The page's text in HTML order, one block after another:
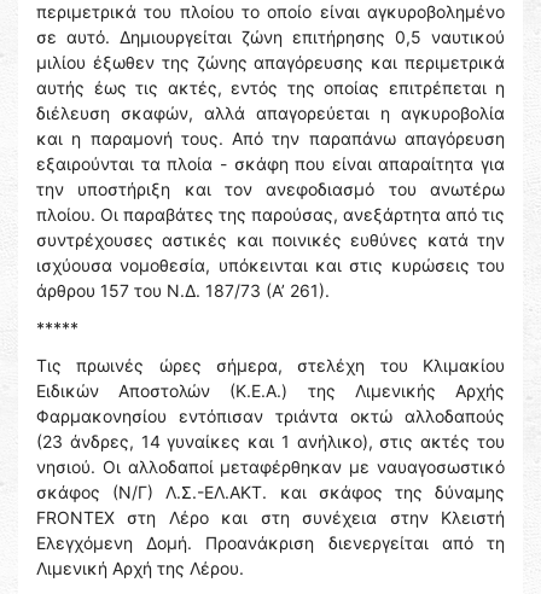
περιμετρικά του πλοίου το οποίο είναι αγκυροβολημένο
σε αυτό. Δημιουργείται ζώνη επιτήρησης 0,5 ναυτικού
μιλίου έξωθεν της ζώνης απαγόρευσης και περιμετρικά
αυτής έως τις ακτές, εντός της οποίας επιτρέπεται η
διέλευση σκαφών, αλλά απαγορεύεται η αγκυροβολία
και η παραμονή τους. Από την παραπάνω απαγόρευση
εξαιρούνται τα πλοία - σκάφη που είναι απαραίτητα για
την υποστήριξη και τον ανεφοδιασμό του ανωτέρω
πλοίου. Οι παραβάτες της παρούσας, ανεξάρτητα από τις
συντρέχουσες αστικές και ποινικές ευθύνες κατά την
ισχύουσα νομοθεσία, υπόκεινται και στις κυρώσεις του
άρθρου 157 του Ν.Δ. 187/73 (Α’ 261).
*****
Τις πρωινές ώρες σήμερα, στελέχη του Κλιμακίου
Ειδικών Αποστολών (Κ.Ε.Α.) της Λιμενικής Αρχής
Φαρμακονησίου εντόπισαν τριάντα οκτώ αλλοδαπούς
(23 άνδρες, 14 γυναίκες και 1 ανήλικο), στις ακτές του
νησιού. Οι αλλοδαποί μεταφέρθηκαν με ναυαγοσωστικό
σκάφος (Ν/Γ) Λ.Σ.-ΕΛ.ΑΚΤ. και σκάφος της δύναμης
FRONTEX στη Λέρο και στη συνέχεια στην Κλειστή
Ελεγχόμενη Δομή. Προανάκριση διενεργείται από τη
Λιμενική Αρχή της Λέρου.